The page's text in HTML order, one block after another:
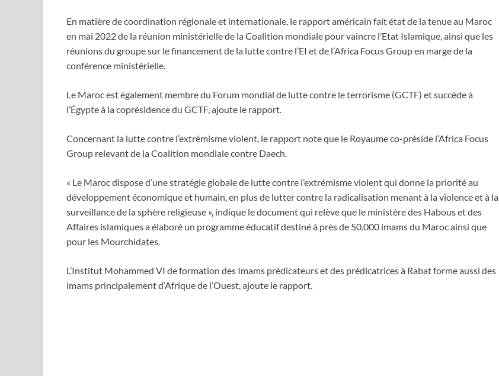
En matière de coordination régionale et internationale, le rapport américain fait état de la tenue au Maroc
en mai 2022 de la réunion ministérielle de la Coalition mondiale pour vaincre l’Etat Islamique, ainsi que les
réunions du groupe sur le financement de la lutte contre l’EI et de l’Africa Focus Group en marge de la
conférence ministérielle.
Le Maroc est également membre du Forum mondial de lutte contre le terrorisme (GCTF) et succède à
l’Égypte à la coprésidence du GCTF, ajoute le rapport.
Concernant la lutte contre l’extrémisme violent, le rapport note que le Royaume co-préside l’Africa Focus
Group relevant de la Coalition mondiale contre Daech.
« Le Maroc dispose d’une stratégie globale de lutte contre l’extrémisme violent qui donne la priorité au
développement économique et humain, en plus de lutter contre la radicalisation menant à la violence et à la
surveillance de la sphère religieuse », indique le document qui relève que le ministère des Habous et des
Affaires islamiques a élaboré un programme éducatif destiné à près de 50.000 imams du Maroc ainsi que
pour les Mourchidates.
L’Institut Mohammed VI de formation des Imams prédicateurs et des prédicatrices à Rabat forme aussi des
imams principalement d’Afrique de l’Ouest, ajoute le rapport.